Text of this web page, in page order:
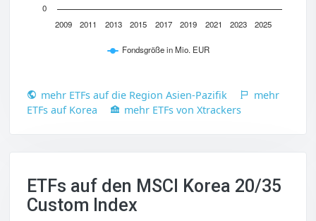
Fondsgröße in Mio. EUR
2009 2011 2013 2015 2017 2019 2021 2023 2025
0
mehr ETFs auf die Region Asien-Pazifik
mehr
ETFs auf Korea
mehr ETFs von Xtrackers
ETFs auf den MSCI Korea 20/35
Custom Index